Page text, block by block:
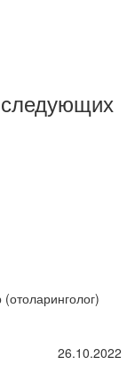
26.10.2022